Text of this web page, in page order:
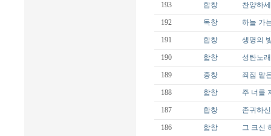
193 합창 찬양하
192 독창 하늘 가
191 합창 생명의
190 합창 성탄노
189 중창 죄짐 맡
188 합창 주 너를
187 합창 존귀하
186 합창 그 크신